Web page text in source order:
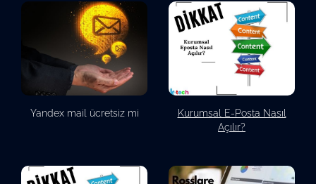
Yandex mail ücretsiz mi
Kurumsal E-Posta Nasıl
Açılır?